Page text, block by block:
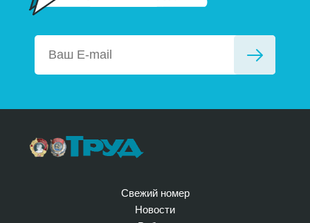
Свежий номер
Новости